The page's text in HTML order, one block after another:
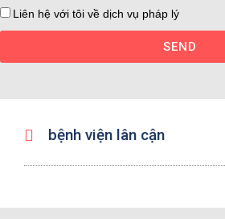
Liên hệ với tôi về dịch vụ pháp lý
SEND
bệnh viện lân cận